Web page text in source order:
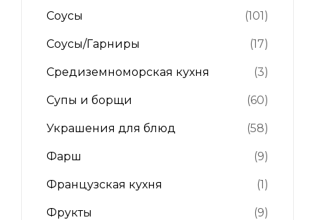
Соусы (101)
Соусы/Гарниры (17)
Средиземноморская кухня (3)
Супы и борщи (60)
Украшения для блюд (58)
Фарш (9)
Французская кухня (1)
Фрукты (9)